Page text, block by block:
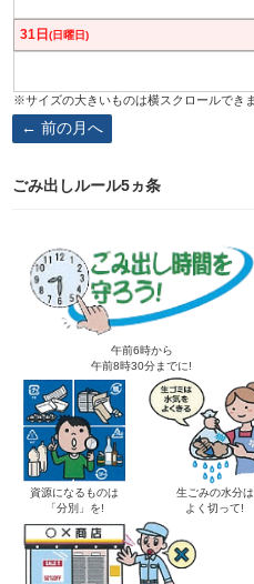
31日 (日曜日)
前の月へ
ごみ出しルール5ヵ条
午前6時から
午前8時30分までに!
資源になるものは
「分別」を!
生ごみの水分は
よく切って!